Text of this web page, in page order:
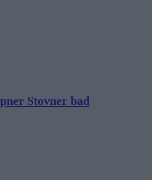
Stovner bad